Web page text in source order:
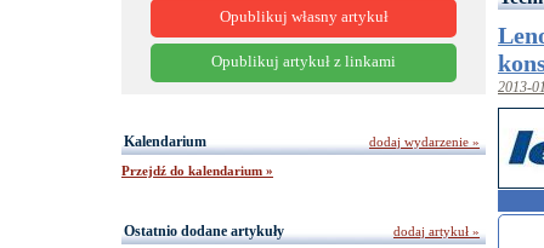
2013-
Opublikuj własny artykuł
Opublikuj artykuł z linkami
Kalendarium
Przejdź do kalendarium »
dodaj wydarzenie »
Ostatnio dodane artykuły
dodaj artykuł »